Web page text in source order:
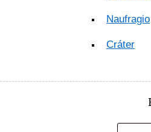
Naufragio
Cráter